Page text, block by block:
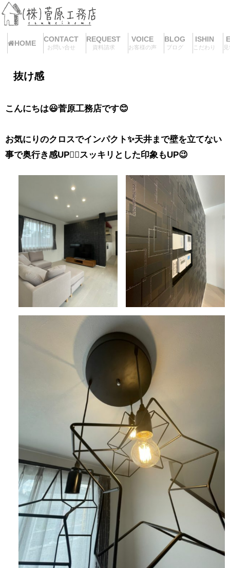
HOME CONTACT
お問い合せ
REQUEST
資料請求
VOICE
お客様の声
BLOG
ブログ
ISHIN
こだわり
抜け感
こんにちは😃菅原工務店です😊
お気にりのクロスでインパクト✨天井まで壁を立てない
事で奥行き感UP💁‍♂️スッキリとした印象もUP😉